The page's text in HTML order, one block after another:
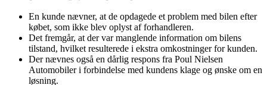
En kunde nævner, at de opdagede et problem med bilen efter
købet, som ikke blev oplyst af forhandleren.
Det fremgår, at der var manglende information om bilens
tilstand, hvilket resulterede i ekstra omkostninger for kunden.
Der nævnes også en dårlig respons fra Poul Nielsen
Automobiler i forbindelse med kundens klage og ønske om en
løsning.